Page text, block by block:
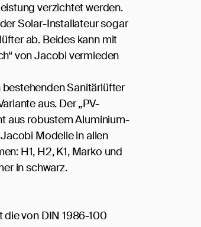
verzichtet werden.
Solar-Installateur sogar
ab. Beides kann mit
von Jacobi vermieden
Sanitärlüfter
aus. Der „PV-
aus robustem Aluminium-
Modelle in allen
H1, H2, K1, Marko und
in schwarz.
die von DIN 1986-100